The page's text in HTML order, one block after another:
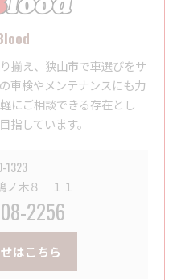
揃え、狭山市で車選びをサ
車検やメンテナンスにも力
にご相談できる存在とし
指しています。
1323
木８－１１
2256
はこちら